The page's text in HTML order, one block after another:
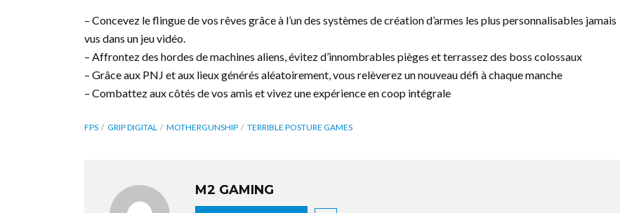
– Concevez le flingue de vos rêves grâce à l’un des systèmes de création d’armes les plus personnalisables jamais
vus dans un jeu vidéo.
– Affrontez des hordes de machines aliens, évitez d’innombrables pièges et terrassez des boss colossaux
– Grâce aux PNJ et aux lieux générés aléatoirement, vous relèverez un nouveau défi à chaque manche
– Combattez aux côtés de vos amis et vivez une expérience en coop intégrale
FPS GRIP DIGITAL MOTHERGUNSHIP TERRIBLE POSTURE GAMES
M2 GAMING